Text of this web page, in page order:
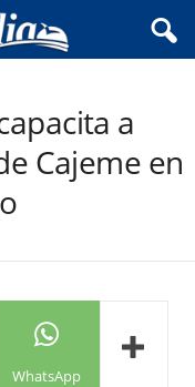
a
Cajeme en
WhatsApp